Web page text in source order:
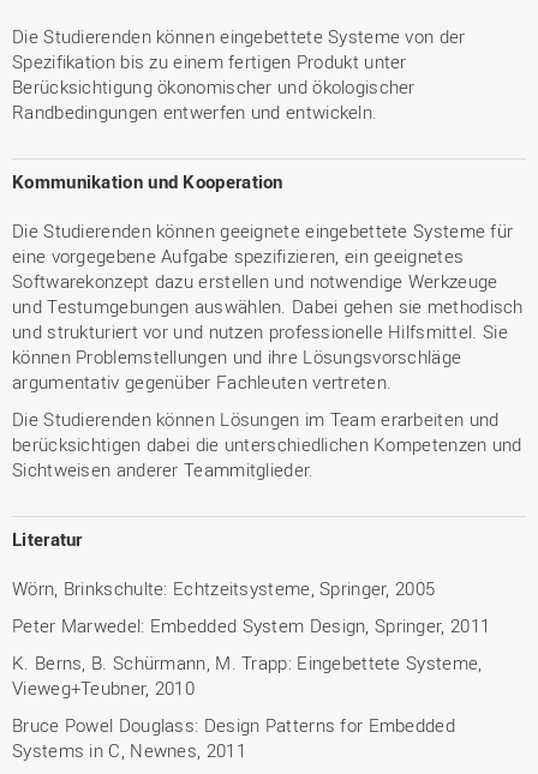
Die Studierenden können eingebettete Systeme von der
Spezifikation bis zu einem fertigen Produkt unter
Berücksichtigung ökonomischer und ökologischer
Randbedingungen entwerfen und entwickeln.
Kommunikation und Kooperation
Die Studierenden können geeignete eingebettete Systeme für
eine vorgegebene Aufgabe spezifizieren, ein geeignetes
Softwarekonzept dazu erstellen und notwendige Werkzeuge
und Testumgebungen auswählen. Dabei gehen sie methodisch
und strukturiert vor und nutzen professionelle Hilfsmittel. Sie
können Problemstellungen und ihre Lösungsvorschläge
argumentativ gegenüber Fachleuten vertreten.
Die Studierenden können Lösungen im Team erarbeiten und
berücksichtigen dabei die unterschiedlichen Kompetenzen und
Sichtweisen anderer Teammitglieder.
Literatur
Wörn, Brinkschulte: Echtzeitsysteme, Springer, 2005
Peter Marwedel: Embedded System Design, Springer, 2011
K. Berns, B. Schürmann, M. Trapp: Eingebettete Systeme,
Vieweg+Teubner, 2010
Bruce Powel Douglass: Design Patterns for Embedded
Systems in C, Newnes, 2011